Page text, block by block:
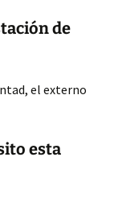
de
el externo
esta